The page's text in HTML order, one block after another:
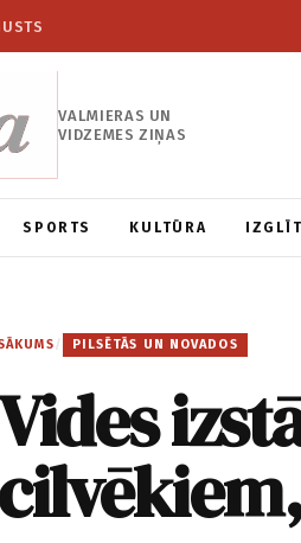
VALMIERAS UN
VIDZEMES ZIŅAS
SPORTS KULTŪRA
/ PILSĒTĀS UN NOVADOS